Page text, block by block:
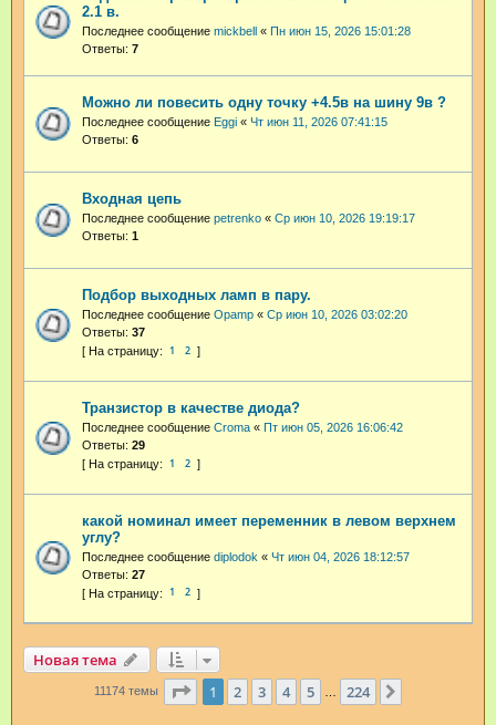
2.1 в.
Последнее сообщение mickbell « Пн июн 15, 2026 15:01:28
Ответы: 7
Можно ли повесить одну точку +4.5в на шину 9в ?
Последнее сообщение Eggi « Чт июн 11, 2026 07:41:15
Ответы: 6
Входная цепь
Последнее сообщение petrenko « Ср июн 10, 2026 19:19:17
Ответы: 1
Подбор выходных ламп в пару.
Последнее сообщение Opamp « Ср июн 10, 2026 03:02:20
Ответы: 37
1 2
Транзистор в качестве диода?
Последнее сообщение Croma « Пт июн 05, 2026 16:06:42
Ответы: 29
1 2
какой номинал имеет переменник в левом верхнем
углу?
Последнее сообщение diplodok « Чт июн 04, 2026 18:12:57
Ответы: 27
1 2
Новая тема
11174 темы Страница из 224
1 2 3 4 5 224